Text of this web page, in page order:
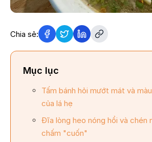
Chia sẻ:
Mục lục
Tấm bánh hỏi mướt mát và
của lá hẹ
Đĩa lòng heo nóng hổi và chén
chấm "cuốn"